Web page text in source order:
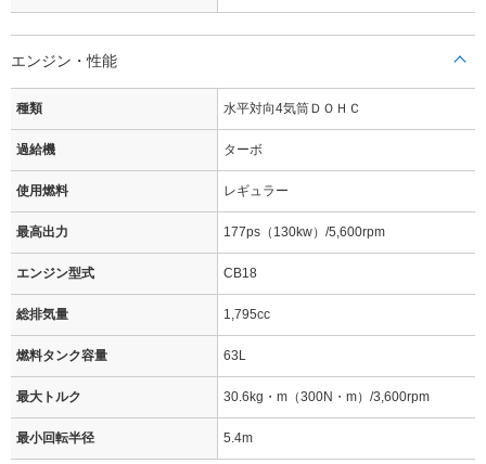
エンジン・性能
種類 水平対向4気筒ＤＯＨＣ
過給機 ターボ
使用燃料 レギュラー
最高出力 177ps（130kw）/5,600rpm
エンジン型式 CB18
総排気量 1,795cc
燃料タンク容量 63L
最大トルク 30.6kg・m（300N・m）/3,600rpm
最小回転半径 5.4m